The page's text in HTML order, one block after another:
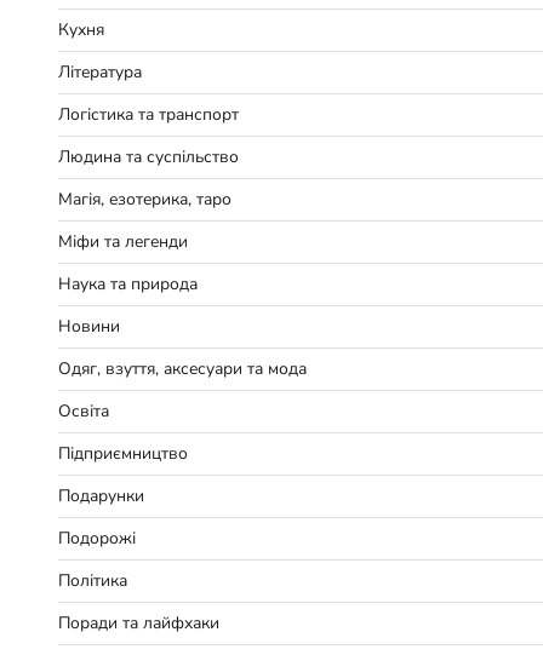
Кухня
Література
Логістика та транспорт
Людина та суспільство
Магія, езотерика, таро
Міфи та легенди
Наука та природа
Новини
Одяг, взуття, аксесуари та мода
Освіта
Підприємництво
Подарунки
Подорожі
Політика
Поради та лайфхаки